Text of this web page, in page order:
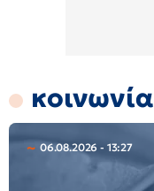
κοινωνία
06.08.2026 - 13:27